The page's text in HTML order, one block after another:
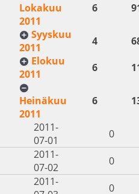
Lokakuu
2011
6
Syyskuu
2011
4
Elokuu
2011
6
Heinäkuu
2011
6
2011-
07-01
0
2011-
07-02
0
2011-
0